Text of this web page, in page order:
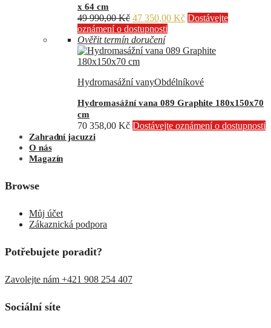
x 64 cm
49 990,00Kč Původní
cena
byla:
49
990,00 Kč.
47 350,00 KčAktuální
47
Dostávejte
oznámení o dostupnosti
Ověřit termín doručení
Hydromasážní vanyObdélníkové
Hydromasážní vana 089 Graphite 180x150x70
cm
70 358,00 Kč Dostávejte oznámení o dostupnosti
Zahradní jacuzzi
O nás
Magazín
Browse
Můj účet
Zákaznická podpora
Potřebujete poradit?
Zavolejte nám +421 908 254 407
Sociální síte